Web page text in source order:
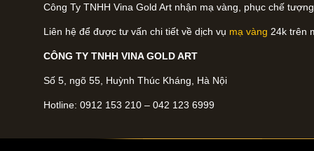
Công Ty TNHH Vina Gold Art nhận mạ vàng, phục chế
Liên hệ để được tư vấn chi tiết về dịch vụ mạ vàng 24k trên
CÔNG TY TNHH VINA GOLD ART
Số 5, ngõ 55, Huỳnh Thúc Kháng, Hà Nội
Hotline: 0912 153 210 – 042 123 6999